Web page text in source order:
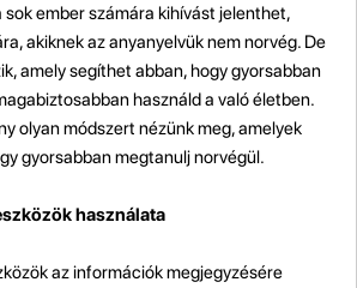
ember számára kihívást jelenthet,
akiknek az anyanyelvük nem norvég. De
amely segíthet abban, hogy gyorsabban
használd a való életben.
olyan módszert nézünk meg, amelyek
gyorsabban megtanulj norvégül.
használata
az információk megjegyzésére